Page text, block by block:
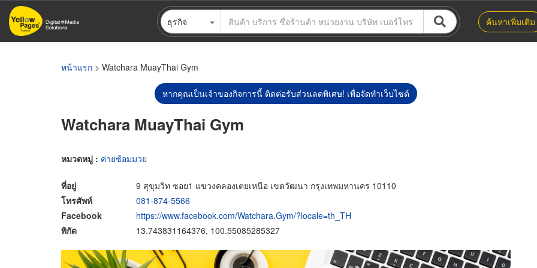
ข้าม
ไป
ธุรกิจ ค้นหาเพิ่มเติม
หน้าแรก > Watchara MuayThai Gym
หากคุณเป็นเจ้าของกิจการนี้ ติดต่อรับส่วนลดพิเศษ! เพื่อจัดทำเว็บไซต์
Watchara MuayThai Gym
หมวดหมู่ : ค่ายซ้อมมวย
ที่อยู่
9 สุขุมวิท ซอย1 แขวงคลองเตยเหนือ เขตวัฒนา กรุงเทพมหานคร 10110
โทรศัพท์
081-874-5566
Facebook
https://www.facebook.com/Watchara.Gym/?locale=th_TH
พิกัด
13.743831164376, 100.55085285327